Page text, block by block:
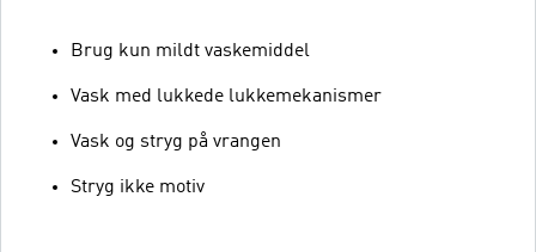
Brug kun mildt vaskemiddel
Vask med lukkede lukkemekanismer
Vask og stryg på vrangen
Stryg ikke motiv